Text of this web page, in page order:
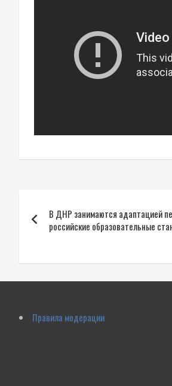
по
В ДНР занимаются адаптацией
российские образовательные
Правила модерации